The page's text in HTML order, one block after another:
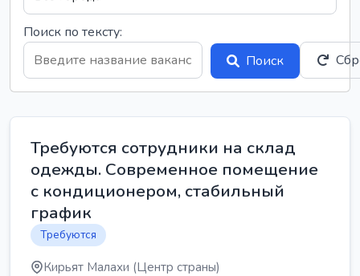
Поиск по тексту:
Поиск
Требуются сотрудники на склад
одежды. Современное помещение
с кондиционером, стабильный
график
Требуются
Кирьят Малахи (Центр страны)